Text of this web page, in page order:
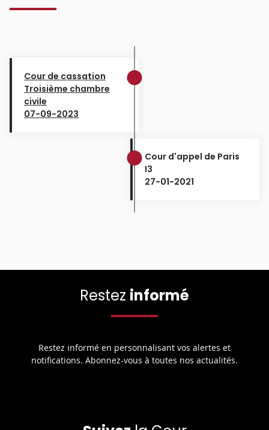
Cour de cassation
Troisième chambre
civile
07-09-2023
Cour d'appel de Paris
I3
27-01-2021
Restez informé
Restez informé en personnalisant vos alertes et
notifications. Abonnez-vous à toutes nos actualités.